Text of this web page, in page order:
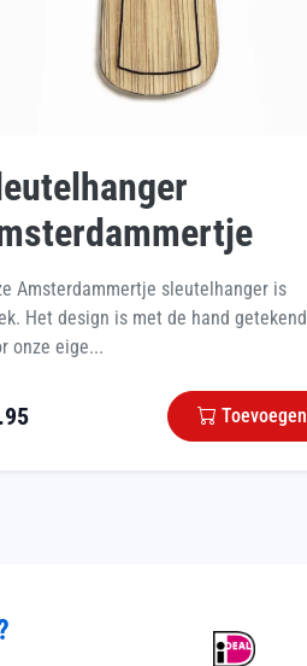
Amsterdammertje sleutelhanger is
Het design is met de hand getekend
onze eige...
Toevoegen